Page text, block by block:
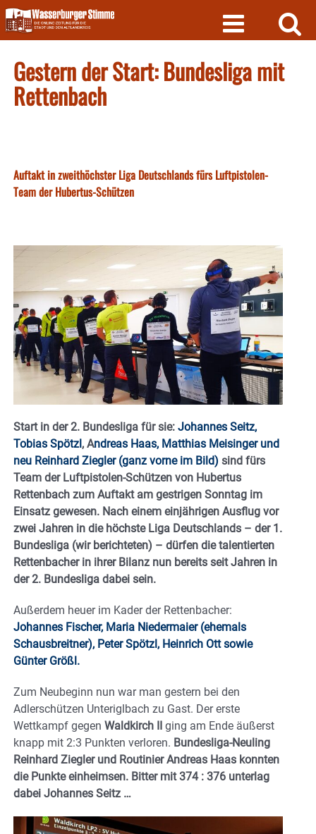
Skip
to
content
Gestern der Start: Bundesliga mit
Rettenbach
Auftakt in zweithöchster Liga Deutschlands fürs Luftpistolen-
Team der Hubertus-Schützen
Start in der 2. Bundesliga für sie: Johannes Seitz,
Tobias Spötzl, Andreas Haas, Matthias Meisinger und
neu Reinhard Ziegler (ganz vorne im Bild) sind fürs
Team der Luftpistolen-Schützen von Hubertus
Rettenbach zum Auftakt am gestrigen Sonntag im
Einsatz gewesen. Nach einem einjährigen Ausflug vor
zwei Jahren in die höchste Liga Deutschlands – der 1.
Bundesliga (wir berichteten) – dürfen die talentierten
Rettenbacher in ihrer Bilanz nun bereits seit Jahren in
der 2. Bundesliga dabei sein.
Außerdem heuer im Kader der Rettenbacher:
Johannes Fischer, Maria Niedermaier (ehemals
Schausbreitner), Peter Spötzl, Heinrich Ott sowie
Günter Größl.
Zum Neubeginn nun war man gestern bei den
Adlerschützen Unteriglbach zu Gast. Der erste
Wettkampf gegen Waldkirch II ging am Ende äußerst
knapp mit 2:3 Punkten verloren. Bundesliga-Neuling
Reinhard Ziegler und Routinier Andreas Haas konnten
die Punkte einheimsen. Bitter mit 374 : 376 unterlag
dabei Johannes Seitz …